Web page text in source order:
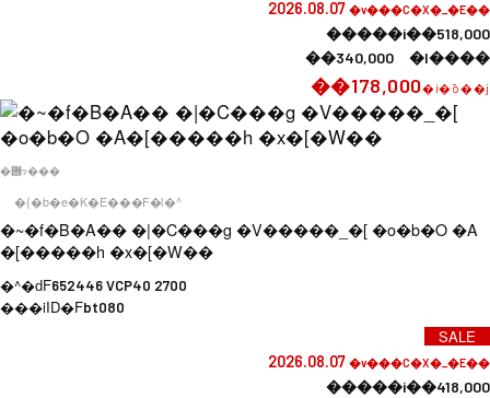
2026.08.07 �v���C�X�_�E��
�����i��518,000
��340,000 �l����
��178,000�i�ō��j
�݌ɂ���
�{�b�e�K�E���F�l�^
�~�f�B�A�� �|�C���g �V�����_�[ �o�b�O �A
�[�����h �x�[�W��
�^�ԁF652446 VCP40 2700
���iID�Fbt080
SALE
2026.08.07 �v���C�X�_�E��
�����i��418,000